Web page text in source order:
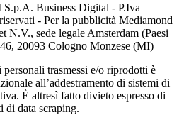
S.p.A. Business Digital - P.Iva
- Per la pubblicità Mediamond
N.V., sede legale Amsterdam (Paesi
20093 Cologno Monzese (MI)
trasmessi e/o riprodotti è
all’addestramento di sistemi di
È altresì fatto divieto espresso di
di data scraping.